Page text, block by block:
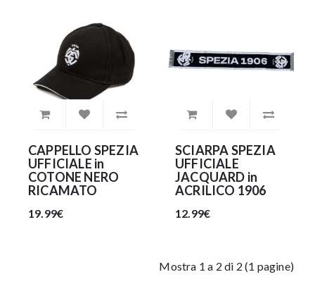
CAPPELLO SPEZIA
UFFICIALE in
COTONE NERO
RICAMATO
19.99€
SCIARPA SPEZIA
UFFICIALE
JACQUARD in
ACRILICO 1906
12.99€
Mostra 1 a 2 di 2 (1 pagine)